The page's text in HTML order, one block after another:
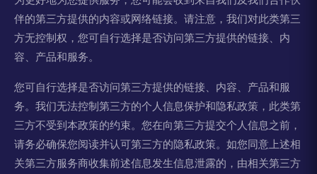
伴的第三方提供的内容或网络链接。请注意，我们对此类第三
方无控制权，您可自行选择是否访问第三方提供的链接、内
容、产品和服务。
您可自行选择是否访问第三方提供的链接、内容、产品和服
务。我们无法控制第三方的个人信息保护和隐私政策，此类第
三方不受到本政策的约束。您在向第三方提交个人信息之前，
请务必确保您阅读并认可第三方的隐私政策。如您同意上述相
关第三方服务商收集前述信息发生信息泄露的，由相关第三方